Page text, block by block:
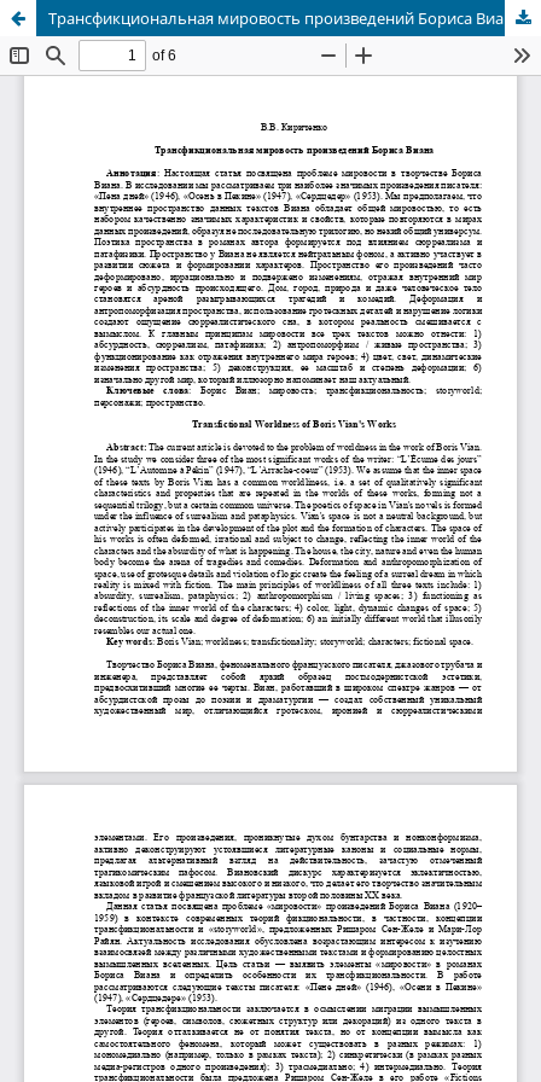
Трансфикциональная мировость произведений Бориса Виана